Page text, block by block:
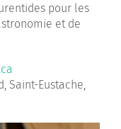
pour les
et de
Saint-Eustache,